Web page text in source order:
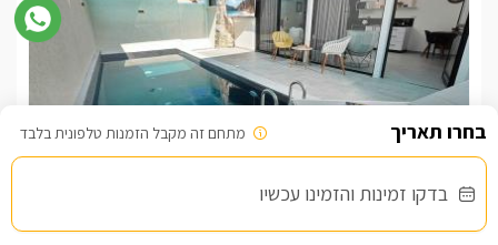
מתחם זה מקבל הזמנות טלפונית בלבד
בדקו זמינות והזמינו עכשיו
אור מוריה- סוויטות יוקרה לזוגות בלבד
/5
צימרים בצפון, עין יעקב